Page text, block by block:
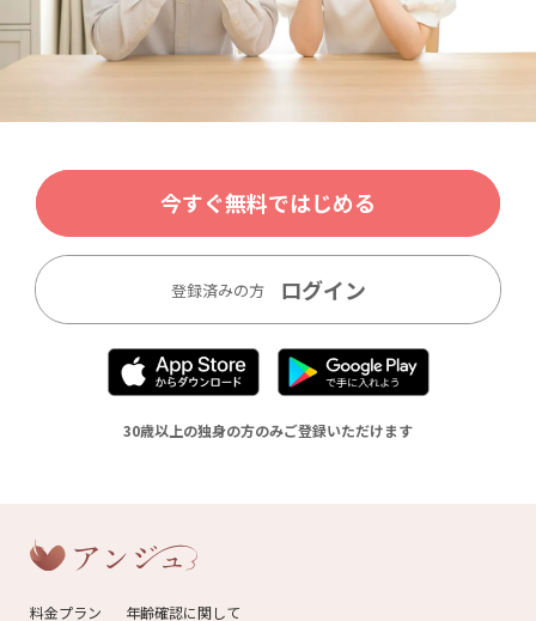
今すぐ無料ではじめる
登録済みの方 ログイン
30歳以上の独身の方のみご登録いただけます
料金プラン 年齢確認に関して